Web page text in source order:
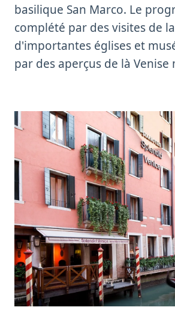
basilique San Marco. Le
complété par des visites de
d'importantes églises et
par des aperçus de là Venise